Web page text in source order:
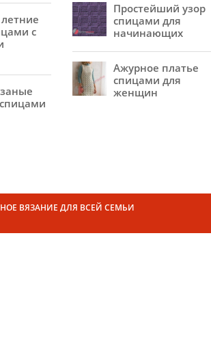
с
Простейший узор
спицами для
начинающих
Ажурное платье
спицами для
женщин
ВЯЗАНИЕ ДЛЯ ВСЕЙ СЕМЬИ